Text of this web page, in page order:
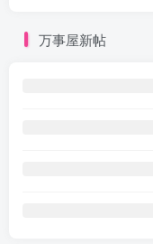
万事屋新帖